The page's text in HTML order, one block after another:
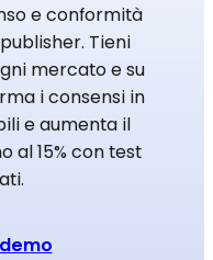
e conformità
Tieni
mercato e su
i consensi in
e aumenta il
al 15% con test